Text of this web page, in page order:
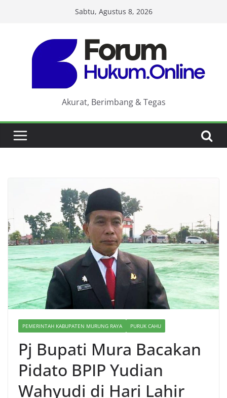
Sabtu, Agustus 8, 2026
Akurat, Berimbang & Tegas
PEMERINTAH KABUPATEN MURUNG RAYA PURUK CAHU
Pj Bupati Mura Bacakan
Pidato BPIP Yudian
Wahyudi di Hari Lahir